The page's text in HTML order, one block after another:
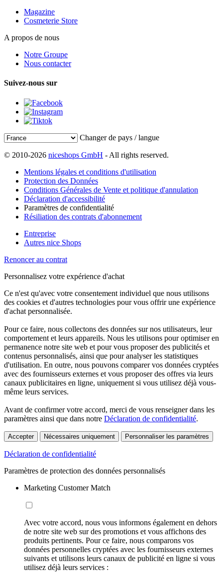
Magazine
Cosmeterie Store
A propos de nous
Notre Groupe
Nous contacter
Suivez-nous sur
Changer de pays / langue
© 2010-2026 niceshops GmbH - All rights reserved.
Mentions légales et conditions d'utilisation
Protection des Données
Conditions Générales de Vente et politique d'annulation
Déclaration d'accessibilité
Paramètres de confidentialité
Résiliation des contrats d'abonnement
Entreprise
Autres nice Shops
Renoncer au contrat
Personnalisez votre expérience d'achat
Ce n'est qu'avec votre consentement individuel que nous utilisons
des cookies et d'autres technologies pour vous offrir une expérience
d'achat personnalisée.
Pour ce faire, nous collectons des données sur nos utilisateurs, leur
comportement et leurs appareils. Nous les utilisons pour optimiser en
permanence notre site web et pour vous proposer des publicités et
contenus personnalisés, ainsi que pour analyser les statistiques
d'utilisation. En outre, nous pouvons comparer vos données cryptées
avec des fournisseurs externes et vous proposer des offres via leurs
canaux publicitaires en ligne, uniquement si vous utilisez déjà vous-
même leurs services.
Avant de confirmer votre accord, merci de vous renseigner dans les
paramètres ainsi que dans notre Déclaration de confidentialité.
Accepter Nécessaires uniquement Personnaliser les paramètres
Déclaration de confidentialité
Paramètres de protection des données personnalisés
Marketing Customer Match
Avec votre accord, nous vous informons également en dehors
de notre site web sur des promotions et vous affichons des
produits pertinents. Pour ce faire, nous comparons vos
données personnelles cryptées avec les fournisseurs externes
suivants et utilisons leurs canaux de publicité en ligne si vous
utilisez déjà leurs services :